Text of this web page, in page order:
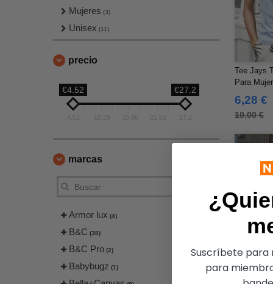
Mujeres (3)
Unisex (11)
precio
€4.52 €27.2
4.52 15.86 21.53
marcas
Armor lux (4)
B&C (38)
B&C Pro (2)
Babybugz (1)
Tee Jays
Para Mujer
6,28 €
10,00 €
Suscríbete para
para